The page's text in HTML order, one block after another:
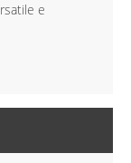
e